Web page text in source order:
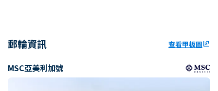
郵輪資訊 查看甲板圖ungroup
MSC亞美利加號